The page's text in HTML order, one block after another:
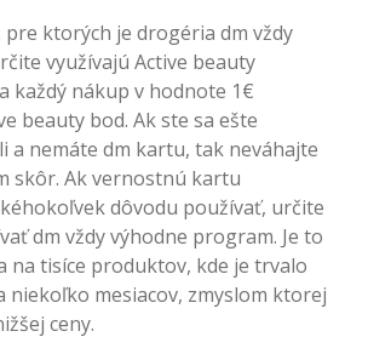
pre ktorých je drogéria dm vždy
využívajú Active beauty
každý nákup v hodnote 1€
beauty bod. Ak ste sa ešte
a nemáte dm kartu, tak neváhajte
skôr. Ak vernostnú kartu
dôvodu používať, určite
dm vždy výhodne program. Je to
na tisíce produktov, kde je trvalo
niekoľko mesiacov, zmyslom ktorej
ceny.